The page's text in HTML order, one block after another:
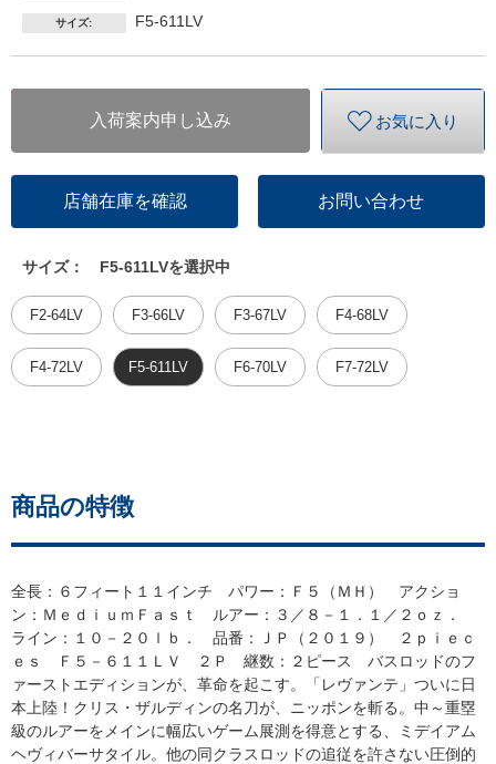
サイズ: F5-611LV
入荷案内申し込み お気に入り
店舗在庫を確認 お問い合わせ
サイズ： F5-611LVを選択中
F2-64LV F3-66LV F3-67LV F4-68LV
F4-72LV F5-611LV F6-70LV F7-72LV
商品の特徴
全長：６フィート１１インチ パワー：Ｆ５（ＭＨ） アクショ
ン：ＭｅｄｉｕｍＦａｓｔ ルアー：３／８－１．１／２ｏｚ．
ライン：１０－２０ｌｂ． 品番：ＪＰ（２０１９） ２ｐｉｅｃ
ｅｓ Ｆ５－６１１ＬＶ ２Ｐ 継数：２ピース バスロッドのフ
ァーストエディションが、革命を起こす。「レヴァンテ」ついに日
本上陸！クリス・ザルディンの名刀が、ニッポンを斬る。中～重塁
級のルアーをメインに幅広いゲーム展測を得意とする、ミデイアム
ヘヴィバーサタイル。他の同クラスロッドの追従を許さない圧倒的